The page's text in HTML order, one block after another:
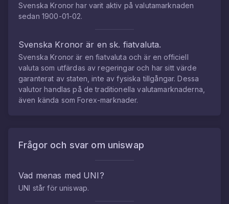
Svenska Kronor har varit aktiv på valutamarknaden
sedan 1900-01-02.
Svenska Kronor är en sk. fiatvaluta.
Svenska Kronor är en fiatvaluta och är en officiell
valuta som utfärdas av regeringar och har sitt värde
garanterat av staten, inte av fysiska tillgångar. Dessa
valutor handlas på de traditionella valutamarknaderna,
även kända som Forex-marknader.
Frågor och svar om uniswap
Vad menas med UNI ?
UNI står för uniswap.